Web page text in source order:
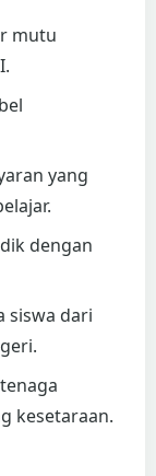
mutu
yang
dengan
siswa dari
kesetaraan.